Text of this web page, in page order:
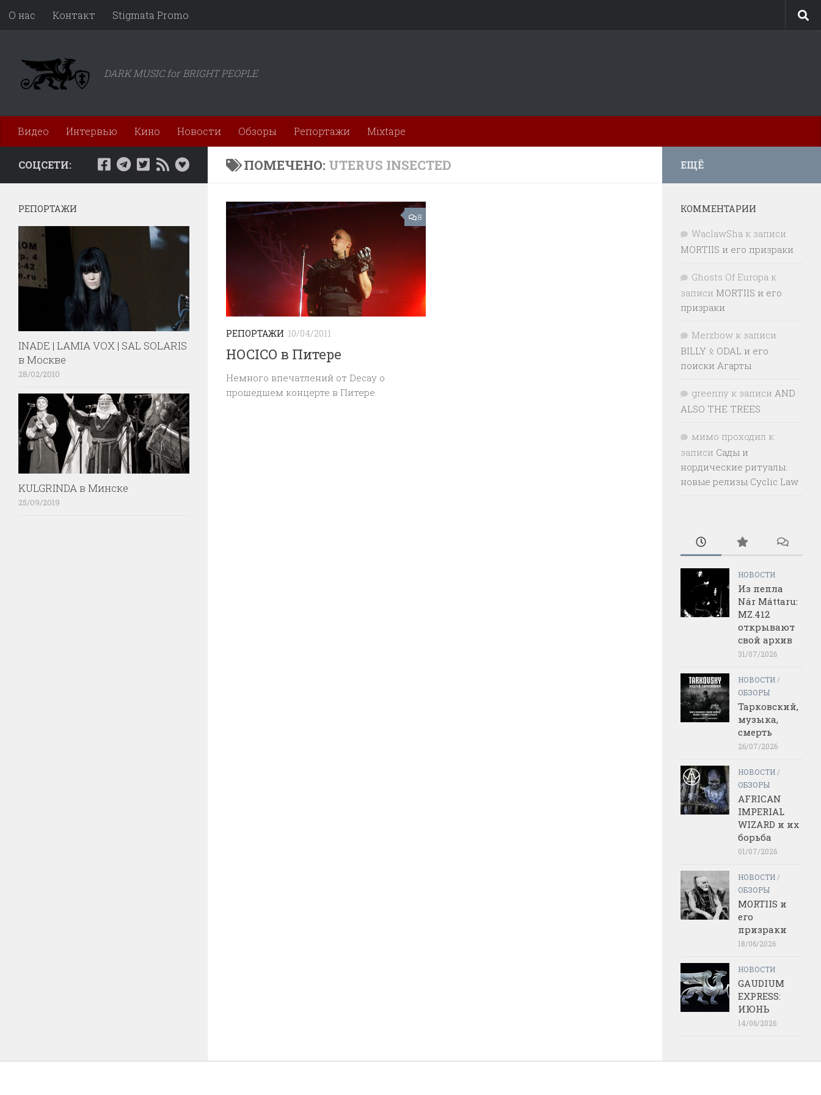
Перейти к содержимому
О нас Контакт Stigmata Promo
DARK MUSIC for BRIGHT PEOPLE
Видео Интервью Кино Новости Обзоры Репортажи Mixtape
ПОМЕЧЕНО: UTERUS INSECTED
8
РЕПОРТАЖИ 10/04/2011
HOCICO в Питере
Немного впечатлений от Decay о
прошедшем концерте в Питере.
СОЦСЕТИ:
РЕПОРТАЖИ
INADE | LAMIA VOX | SAL SOLARIS
в Москве
28/02/2010
KULGRINDA в Минске
25/09/2019
ЕЩЁ
КОММЕНТАРИИ
WaclawSha к записи
MORTIIS и его призраки
Ghosts Of Europa к
записи MORTIIS и его
призраки
Merzbow к записи
BILLY ᛟ ODAL и его
поиски Агарты
greenny к записи AND
ALSO THE TREES
мимо проходил к
записи Сады и
нордические ритуалы:
новые релизы Cyclic Law
НОВОСТИ
Из пепла
Nár Máttaru:
MZ.412
открывают
свой архив
31/07/2026
НОВОСТИ /
ОБЗОРЫ
Тарковский,
музыка,
смерть
26/07/2026
НОВОСТИ /
ОБЗОРЫ
AFRICAN
IMPERIAL
WIZARD и их
борьба
01/07/2026
НОВОСТИ /
ОБЗОРЫ
MORTIIS и
его
призраки
18/06/2026
НОВОСТИ
GAUDIUM
EXPRESS:
ИЮНЬ
14/06/2026